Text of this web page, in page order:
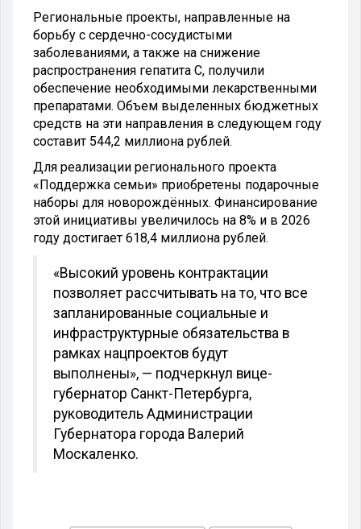
Региональные проекты, направленные на
борьбу с сердечно-сосудистыми
заболеваниями, а также на снижение
распространения гепатита C, получили
обеспечение необходимыми лекарственными
препаратами. Объем выделенных бюджетных
средств на эти направления в следующем году
составит 544,2 миллиона рублей.
Для реализации регионального проекта
«Поддержка семьи» приобретены подарочные
наборы для новорождённых. Финансирование
этой инициативы увеличилось на 8% и в 2026
году достигает 618,4 миллиона рублей.
«Высокий уровень контрактации
позволяет рассчитывать на то, что все
запланированные социальные и
инфраструктурные обязательства в
рамках нацпроектов будут
выполнены», — подчеркнул вице-
губернатор Санкт-Петербурга,
руководитель Администрации
Губернатора города Валерий
Москаленко.